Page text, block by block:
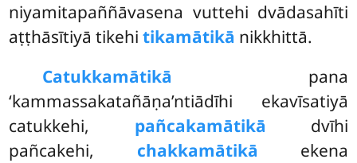
niyamitapaññāvasena vuttehi dvādasahīti
aṭṭhāsītiyā tikehitikamātikā nikkhittā.
Catukkamātikā pana
‘kammassakatañāṇa’ntiādīhi ekavīsatiyā
catukkehi, pañcakamātikā dvīhi
pañcakehi, chakkamātikā ekena